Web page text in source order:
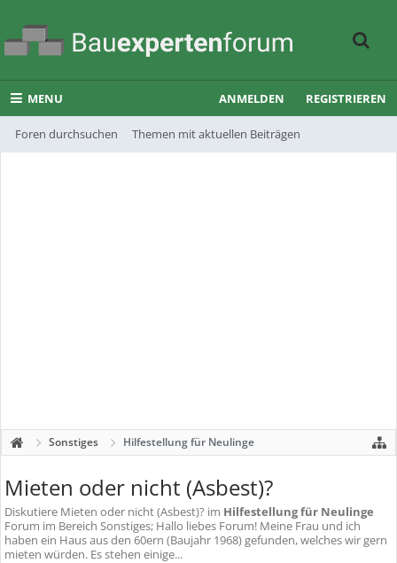
MENU
Foren durchsuchen Themen mit aktuellen Beiträgen
ANMELDEN REGISTRIEREN
Sonstiges Hilfestellung für Neulinge
Mieten oder nicht (Asbest)?
Diskutiere Mieten oder nicht (Asbest)? im Hilfestellung für Neulinge
Forum im Bereich Sonstiges; Hallo liebes Forum! Meine Frau und ich
haben ein Haus aus den 60ern (Baujahr 1968) gefunden, welches wir gern
mieten würden. Es stehen einige...